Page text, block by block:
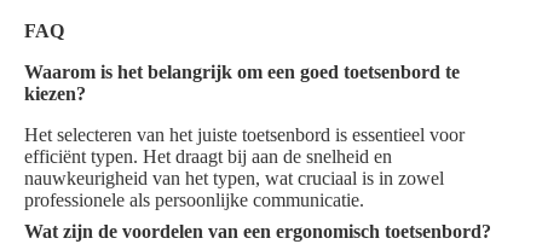
FAQ
Waarom is het belangrijk om een goed toetsenbord te
kiezen?
Het selecteren van het juiste toetsenbord is essentieel voor
efficiënt typen. Het draagt bij aan de snelheid en
nauwkeurigheid van het typen, wat cruciaal is in zowel
professionele als persoonlijke communicatie.
Wat zijn de voordelen van een ergonomisch toetsenbord?